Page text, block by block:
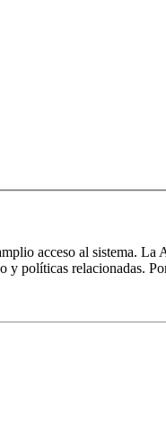
acceso al sistema.
políticas relacionadas.